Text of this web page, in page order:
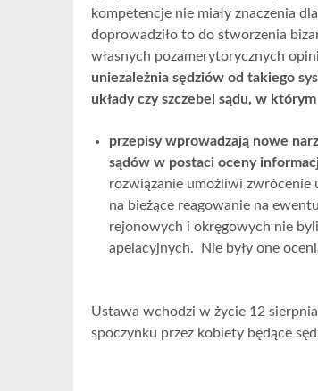
kompetencje nie miały znaczenia
doprowadziło to do stworzenia
własnych pozamerytorycznych
uniezależnia sędziów od takiego
układy czy szczebel sądu, w
przepisy wprowadzają nowe
sądów w postaci oceny
rozwiązanie umożliwi zwrócenie
na bieżące reagowanie na
rejonowych i okręgowych nie
apelacyjnych. Nie były one
Ustawa wchodzi w życie 12
spoczynku przez kobiety będące